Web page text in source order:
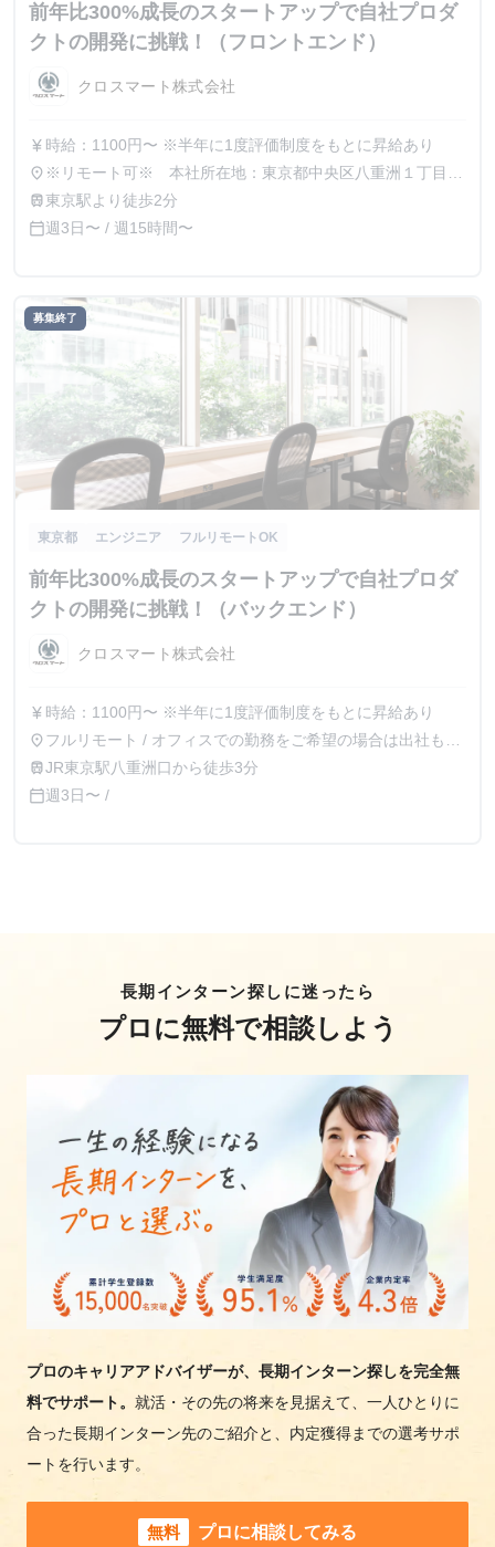
前年比300%成長のスタートアップで自社プロダ
クトの開発に挑戦！（フロントエンド）
クロスマート株式会社
currency_yen 時給：1100円〜 ※半年に1度評価制度をもとに昇給あり
place ※リモート可※ 本社所在地：東京都中央区八重洲１丁目５
−２０ 東京建物八重洲さくら通りビル3F
train東京駅より徒歩2分
calendar_today週3日〜 / 週15時間〜
募集終了
東京都 エンジニア フルリモートOK
前年比300%成長のスタートアップで自社プロダ
クトの開発に挑戦！（バックエンド）
クロスマート株式会社
currency_yen 時給：1100円〜 ※半年に1度評価制度をもとに昇給あり
place フルリモート / オフィスでの勤務をご希望の場合は出社も可
能（東京都中央区八重洲一丁目５番２０号東京建物八重洲さ
くら通りビル３階）
trainJR東京駅八重洲口から徒歩3分
calendar_today週3日〜 /
長期インターン探しに迷ったら
プロに無料で相談しよう
プロのキャリアアドバイザーが、長期インターン探しを完全無
料でサポート。 就活・その先の将来を見据えて、一人ひとりに
合った長期インターン先のご紹介と、内定獲得までの選考サポ
ートを行います。
無料 プロに相談してみる